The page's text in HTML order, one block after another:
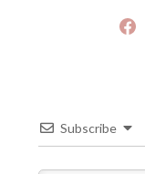
Subscribe